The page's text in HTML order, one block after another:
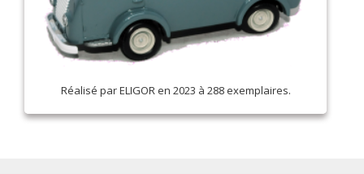
Réalisé par ELIGOR en 2023 à 288 exemplaires.